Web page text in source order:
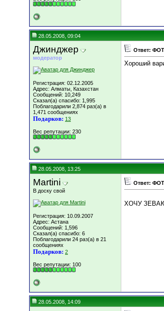
28.05.2008, 09:04
Джинджер
модератор
Регистрация: 02.12.2005
Адрес: Алматы, Казахстан
Сообщений: 10,249
Сказал(а) спасибо: 1,995
Поблагодарили 2,874 раз(а) в
1,471 сообщениях
Подарков: 13
Вес репутации: 230
Ответ:
Хороший
28.05.2008, 13:25
Martini
В доску свой
Регистрация: 10.09.2007
Адрес: Астана
Сообщений: 1,596
Сказал(а) спасибо: 6
Поблагодарили 24 раз(а) в 21
сообщениях
Подарков: 2
Вес репутации: 100
Ответ:
ХОЧУ
28.05.2008, 14:09